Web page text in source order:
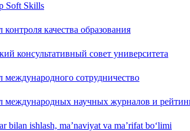
Soft Skills
контроля качества образования
консультативный совет университета
международного сотрудничество
международных научных журналов и
bilan ishlash, ma’naviyat va ma’rifat bo‘limi